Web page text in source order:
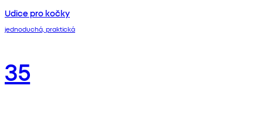
Udice pro kočky
jednoduchá, praktická
35